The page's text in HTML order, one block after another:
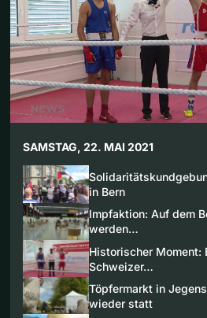
SAMSTAG, 22. MAI 2021
in Bern
Impfaktion: Auf dem
werden…
Historischer Moment:
Schweizer…
Töpfermarkt in
wieder statt